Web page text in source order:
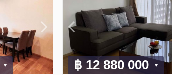
฿ 12 880 000